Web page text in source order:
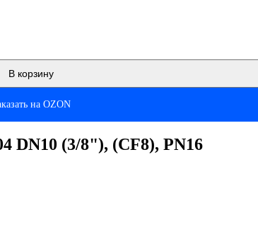
В корзину
на OZON
DN10 (3/8"), (CF8), PN16